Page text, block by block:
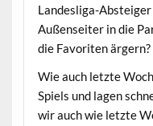
Landesliga-
Außenseiter in die
die Favoriten ärgern?
Wie auch letzte
Spiels und lagen
wir auch wie letzte